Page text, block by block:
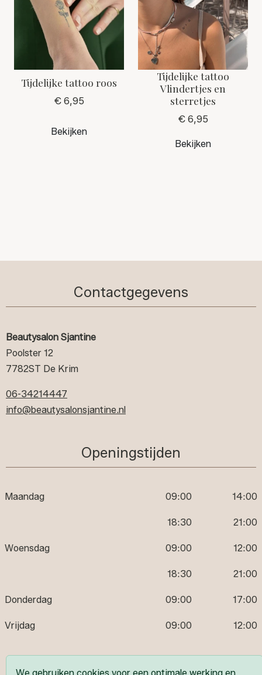
Tijdelijke tattoo roos
€ 6,95
Bekijken
Tijdelijke tattoo
Vlindertjes en
sterretjes
€ 6,95
Bekijken
Contactgegevens
Beautysalon Sjantine
Poolster 12
7782ST De Krim
06-34214447
info@beautysalonsjantine.nl
Openingstijden
Maandag 09:00 14:00
18:30 21:00
Woensdag 09:00 12:00
18:30 21:00
Donderdag 09:00 17:00
Vrijdag 09:00 12:00